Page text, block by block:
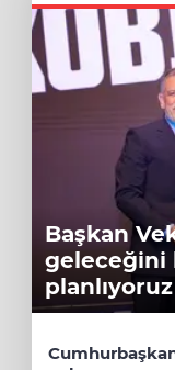
Başkan
geleceğini
planlıyoruz